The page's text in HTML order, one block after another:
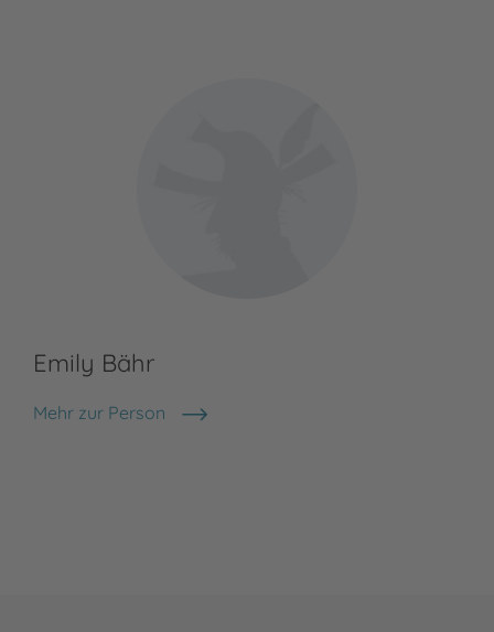
Emily Bähr
Mehr zur Person
Emily Bähr